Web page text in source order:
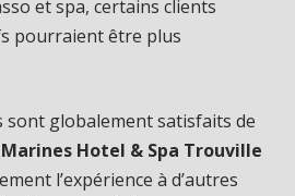
et spa, certains clients
pourraient être plus
sont globalement satisfaits de
Hotel & Spa Trouville
l’expérience à d’autres